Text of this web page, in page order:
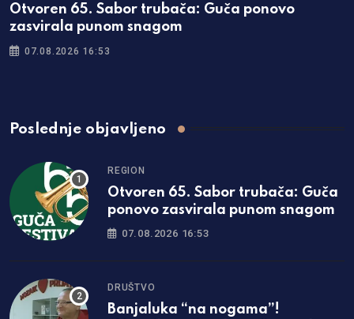
Otvoren 65. Sabor trubača: Guča ponovo
zasvirala punom snagom
07.08.2026 16:53
Poslednje objavljeno
REGION
Otvoren 65. Sabor trubača: Guča
ponovo zasvirala punom snagom
07.08.2026 16:53
DRUŠTVO
Banjaluka “na nogama”!